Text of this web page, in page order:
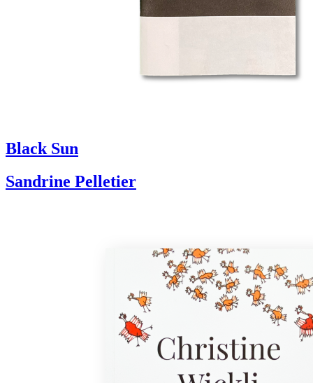
Black Sun
Sandrine Pelletier